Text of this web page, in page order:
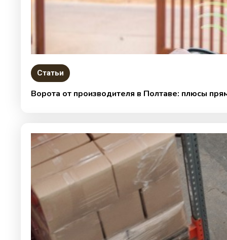
Статьи
Ворота от производителя в Полтаве: плюсы